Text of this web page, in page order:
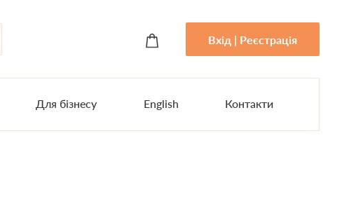
Вхід | Реєстрація
Для бізнесу English Контакти